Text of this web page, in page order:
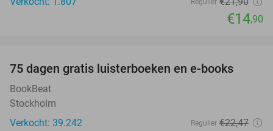
Regulier
€14,90
75 dagen gratis luisterboeken en e-books
BookBeat
Stockholm
Verkocht: 39.242
Regulier €22,47